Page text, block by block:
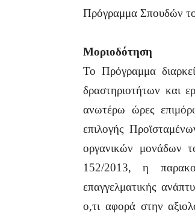
Πρόγραμμα Σπουδών
Moριοδότηση
Το Πρόγραμμα
δραστηριοτήτων και
ανωτέρω ώρες
επιλογής
οργανικών μονάδων
152/2013, η
επαγγελματικής
ο,τι αφορά στην